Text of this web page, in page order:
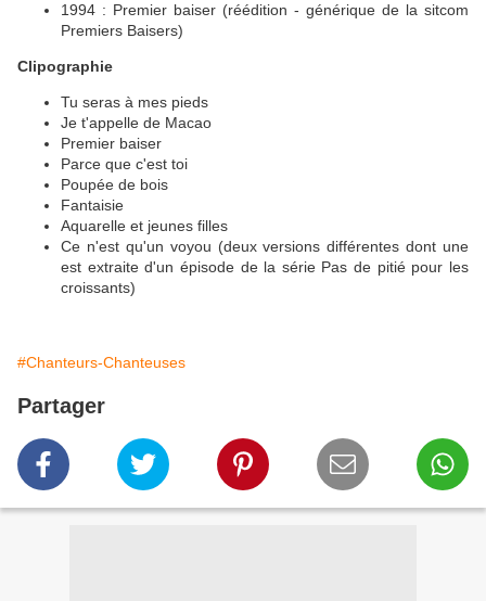
1994 : Premier baiser (réédition - générique de la sitcom
Premiers Baisers)
Clipographie
Tu seras à mes pieds
Je t'appelle de Macao
Premier baiser
Parce que c'est toi
Poupée de bois
Fantaisie
Aquarelle et jeunes filles
Ce n'est qu'un voyou (deux versions différentes dont une
est extraite d'un épisode de la série Pas de pitié pour les
croissants)
#Chanteurs-Chanteuses
Partager